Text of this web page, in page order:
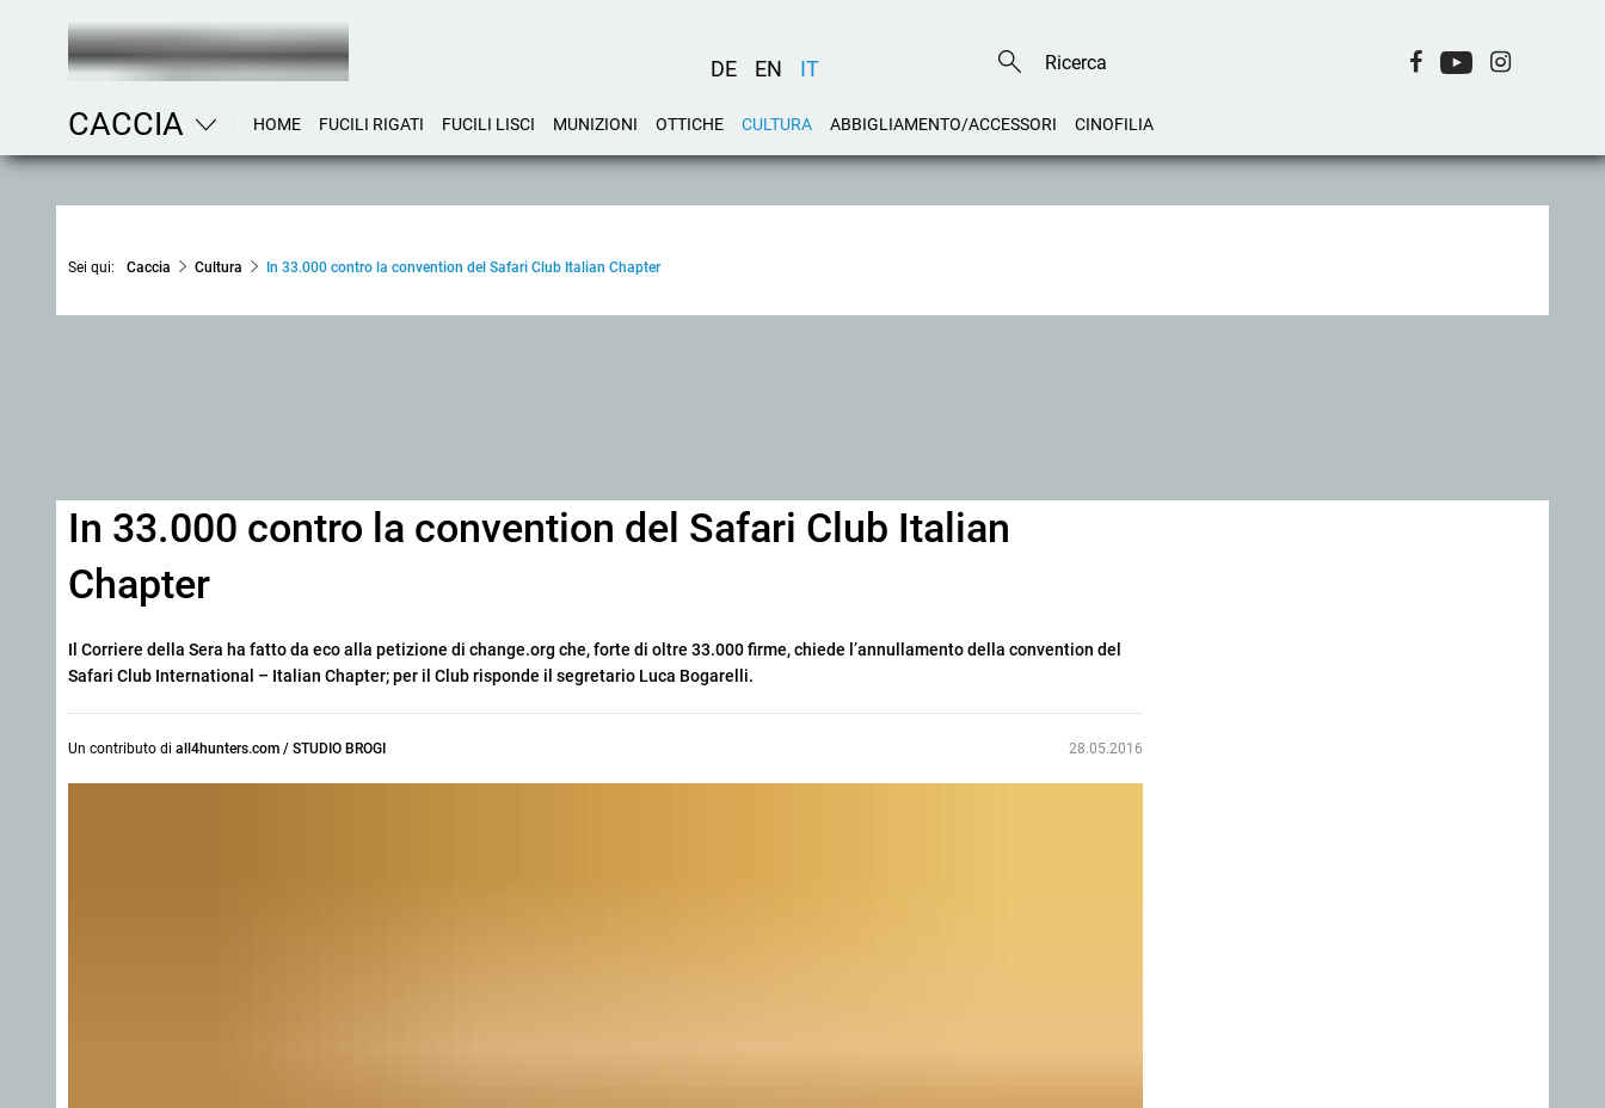
DE EN IT
CACCIA HOME FUCILI RIGATI FUCILI LISCI MUNIZIONI OTTICHE CULTURA ABBIGLIAMENTO/ACCESSORI CINOFILIA
Sei qui: Caccia Cultura In 33.000 contro la convention del Safari Club Italian Chapter
In 33.000 contro la convention del Safari Club Italian
Chapter
Il Corriere della Sera ha fatto da eco alla petizione di change.org che, forte di oltre 33.000 firme, chiede l’annullamento della convention del
Safari Club International – Italian Chapter; per il Club risponde il segretario Luca Bogarelli.
Un contributo di all4hunters.com / STUDIO BROGI 28.05.2016